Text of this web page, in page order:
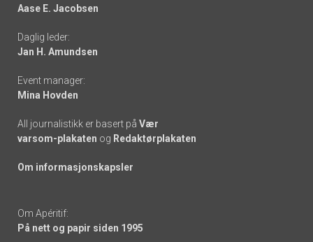
-
links
Aase E. Jacobsen
Daglig leder:
Jan H. Amundsen
Event manager:
Mina Hovden
All journalistikk er basert på Vær
varsom-plakaten og Redaktørplakaten
Om informasjonskapsler
Om Apéritif:
På nett og papir siden 1995